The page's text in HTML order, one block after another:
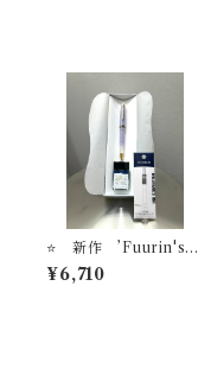
⭐️ 新作 ’Fuurin's L
ady’ 万年筆ビュッフェ
’Pick Who？'コレク
¥6,710